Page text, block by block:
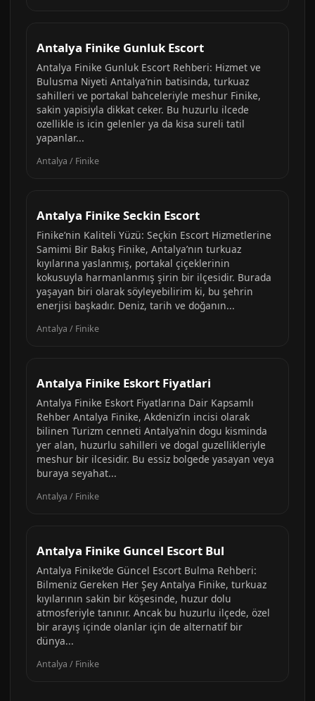
Antalya Finike Gunluk Escort
Antalya Finike Gunluk Escort Rehberi: Hizmet ve
Bulusma Niyeti Antalya’nin batisinda, turkuaz
sahilleri ve portakal bahceleriyle meshur Finike,
sakin yapisiyla dikkat ceker. Bu huzurlu ilcede
ozellikle is icin gelenler ya da kisa sureli tatil
yapanlar...
Antalya / Finike
Antalya Finike Seckin Escort
Finike’nin Kaliteli Yüzü: Seçkin Escort Hizmetlerine
Samimi Bir Bakış Finike, Antalya’nın turkuaz
kıyılarına yaslanmış, portakal çiçeklerinin
kokusuyla harmanlanmış şirin bir ilçesidir. Burada
yaşayan biri olarak söyleyebilirim ki, bu şehrin
enerjisi başkadır. Deniz, tarih ve doğanın...
Antalya / Finike
Antalya Finike Eskort Fiyatlari
Antalya Finike Eskort Fiyatlarına Dair Kapsamlı
Rehber Antalya Finike, Akdeniz’in incisi olarak
bilinen Turizm cenneti Antalya’nin dogu kisminda
yer alan, huzurlu sahilleri ve dogal guzellikleriyle
meshur bir ilcesidir. Bu essiz bolgede yasayan veya
buraya seyahat...
Antalya / Finike
Antalya Finike Guncel Escort Bul
Antalya Finike’de Güncel Escort Bulma Rehberi:
Bilmeniz Gereken Her Şey Antalya Finike, turkuaz
kıyılarının sakin bir köşesinde, huzur dolu
atmosferiyle tanınır. Ancak bu huzurlu ilçede, özel
bir arayış içinde olanlar için de alternatif bir
dünya...
Antalya / Finike